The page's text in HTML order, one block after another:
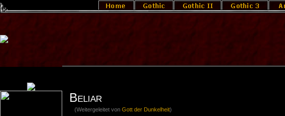
Beliar
(Weitergeleitet vonGott der Dunkelheit)